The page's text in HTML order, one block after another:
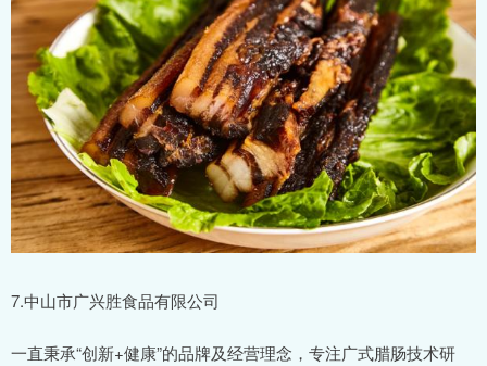
7.中山市广兴胜食品有限公司
一直秉承“创新+健康”的品牌及经营理念，专注广式腊肠技术研